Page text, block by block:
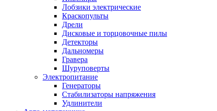
Лобзики электрические
Краскопульты
Дрели
Дисковые и торцовочные пилы
Детекторы
Дальномеры
Гравера
Шуруповерты
Электропитание
Генераторы
Стабилизаторы напряжения
Удлинители